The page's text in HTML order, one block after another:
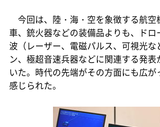
今回は、陸・海・空を象徴する航空
車、銃火器などの装備品よりも、ドロ
波（レーザー、電磁パルス、可視光な
ン、極超音速兵器などに関連する発表
いた。時代の先端がその方面にも広
感じられた。